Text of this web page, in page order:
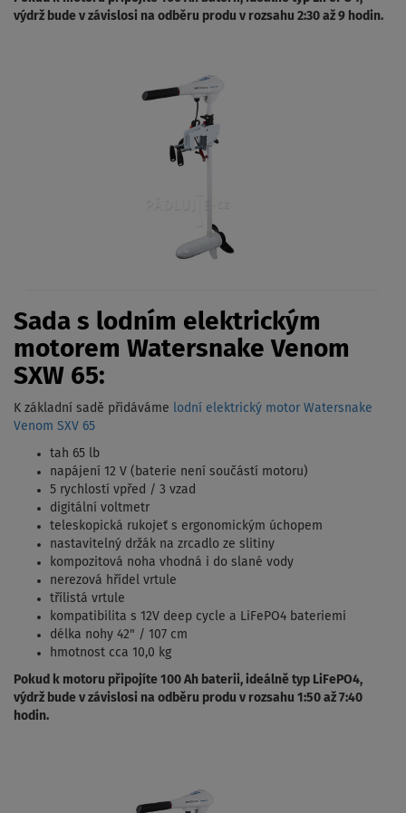
výdrž bude v závislosi na odběru produ v rozsahu 2:30 až 9 hodin.
Sada s lodním elektrickým
motorem Watersnake Venom
SXW 65:
K základní sadě přidáváme
lodní elektrický motor Watersnake
Venom SXV 65
tah 65 lb
napájení 12 V (baterie není součástí motoru)
5 rychlostí vpřed / 3 vzad
digitální voltmetr
teleskopická rukojeť s ergonomickým úchopem
nastavitelný držák na zrcadlo ze slitiny
kompozitová noha vhodná i do slané vody
nerezová hřídel vrtule
třílistá vrtule
kompatibilita s 12V deep cycle a LiFePO4 bateriemi
délka nohy 42" / 107 cm
hmotnost cca 10,0 kg
Pokud k motoru připojíte 100 Ah baterii, ideálně typ LiFePO4,
výdrž bude v závislosi na odběru produ v rozsahu 1:50 až 7:40
hodin.